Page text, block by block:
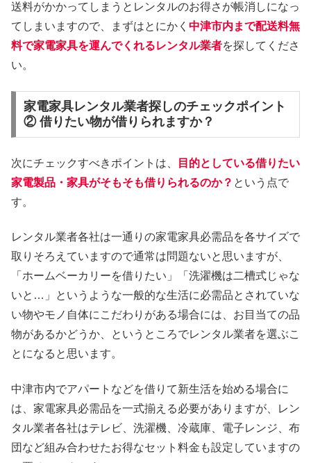
送料がかかってしまうとレンタルのお得さが帳消しになっ
てしまいますので、まずはとにかく 中津市内まで配送料無
料で家電家具を運んでくれるレンタル業者を探してくださ
い。
家電家具レンタル業者探しのチェックポイント
② 借りたい物が借りられますか？
次にチェックすべきポイントは、
目的としている借りたい
家電製品・家具がそもそも借りられるのか？ という点で
す。
レンタル業者各社は一通りの家電家具必需品を各サイズで
取りそろえていますので通常は問題ないと思いますが、
「ホームベーカリーを借りたい」「洗濯機は二槽式じゃな
いと…」というような一般的な生活に必需品とされていな
い物やモノ自体にこだわりがある場合には、お目当ての品
物があるかどうか、というところでレンタル業者を選ぶこ
とになると思います。
中津市内でアパートなどを借りて新生活を始める場合に
は、家電家具必需品を一式揃える必要がありますが、レン
タル業者各社はテレビ、洗濯機、冷蔵庫、電子レンジ、布
団など組み合わせたお得なセット料金も設定していますの